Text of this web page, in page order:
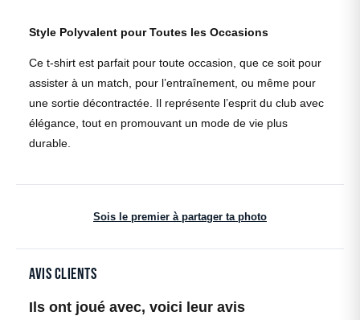
Style Polyvalent pour Toutes les Occasions
Ce t-shirt est parfait pour toute occasion, que ce soit pour
assister à un match, pour l’entraînement, ou même pour
une sortie décontractée. Il représente l’esprit du club avec
élégance, tout en promouvant un mode de vie plus
durable.
Sois le premier à partager ta photo
Avis clients
Ils ont joué avec, voici leur avis